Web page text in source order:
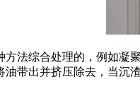
综合处理的，例如凝聚
带出并挤压除去，当沉